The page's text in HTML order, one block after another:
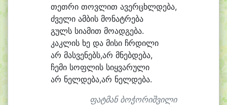
თეთრი თოვლით ავერცხლდება,
ძველი ამბის მონატრება
გულს სიამით მოადგება.
კაკლის ხე და მისი ჩრდილი
არ მასვენებს,არ მნებდება,
ჩემი სოფლის სიყვარული
არ ნელდება,არ ნელდება.
ფატმან ბოჭორიშვილი